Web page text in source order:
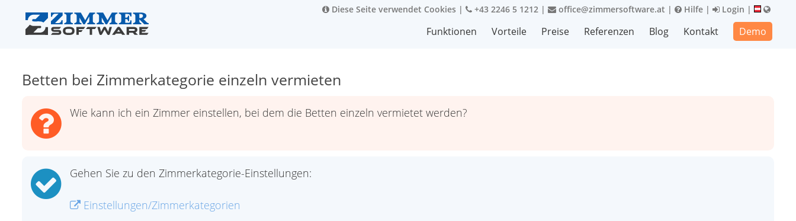
Diese Seite verwendet Cookies | +43 2246 5 1212 | office@zimmersoftware.at | Hilfe | Login |
Funktionen Vorteile Preise Referenzen Blog Kontakt Demo
Betten bei Zimmerkategorie einzeln vermieten
Wie kann ich ein Zimmer einstellen, bei dem die Betten einzeln vermietet werden?
Gehen Sie zu den Zimmerkategorie-Einstellungen:
Einstellungen/Zimmerkategorien